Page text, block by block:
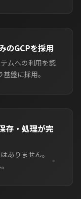
のGCPを採用
ムへの利用を認
盤に採用。
存・処理が完
ありません。